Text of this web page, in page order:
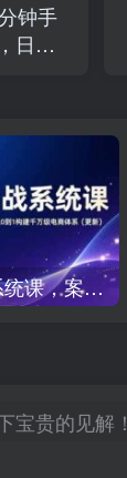
钟手
日入
TikTok实战系统课，案例复盘、数据解析、运营执行，从0到1构建千万级电商体系（更新）
宝贵的见解！